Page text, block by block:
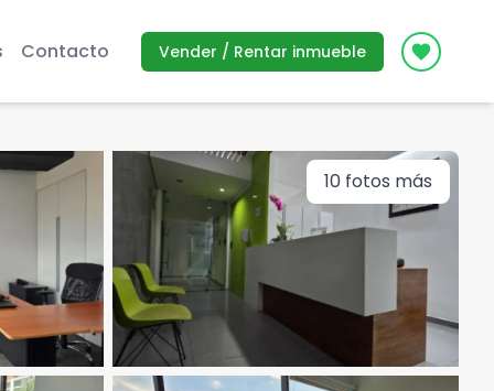
Contacto Vender / Rentar inmueble Icon
10 fotos más